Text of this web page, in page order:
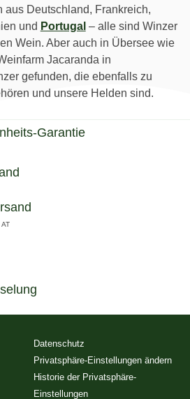
aus Deutschland, Frankreich,
und Portugal – alle sind Winzer
Wein. Aber auch in Übersee wie
Jacaranda in
gefunden, die ebenfalls zu
und unsere Helden sind.
Garantie
Datenschutz
Privatsphäre-Einstellungen ändern
Historie der Privatsphäre-
Einstellungen